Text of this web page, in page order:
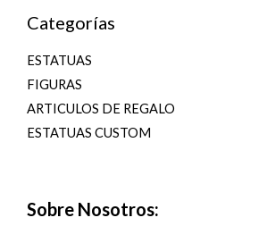
Categorías
ESTATUAS
FIGURAS
ARTICULOS DE REGALO
ESTATUAS CUSTOM
Sobre Nosotros: